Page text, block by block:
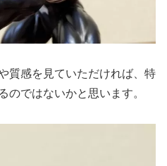
質感を見ていただければ、特
のではないかと思います。